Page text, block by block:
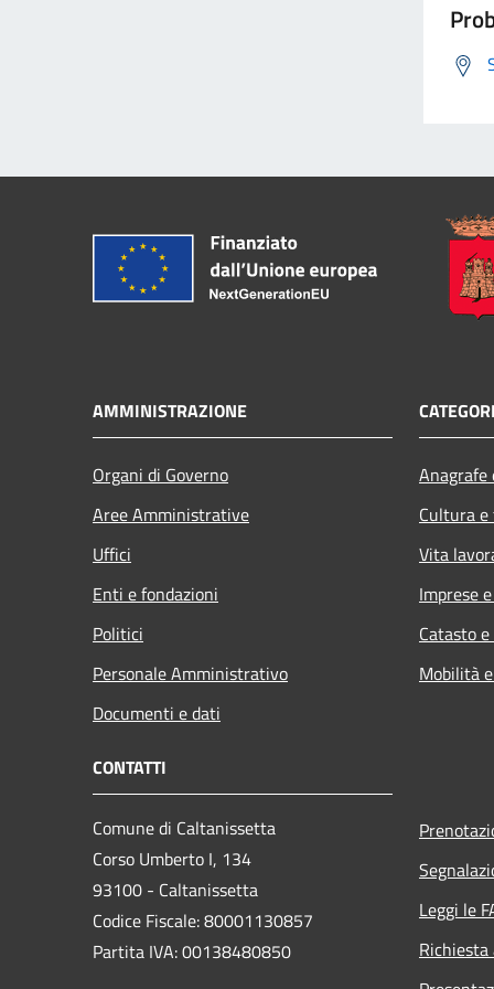
AMMINISTRAZIONE
Organi di Governo
Aree Amministrative
Uffici
Enti e fondazioni
Politici
Personale Amministrativo
Documenti e dati
Cultura
Vita
Imprese
Catasto
Mobilità
CONTATTI
Comune di Caltanissetta
Corso Umberto I, 134
93100 - Caltanissetta
Codice Fiscale: 80001130857
Partita IVA: 00138480850
Leggi le